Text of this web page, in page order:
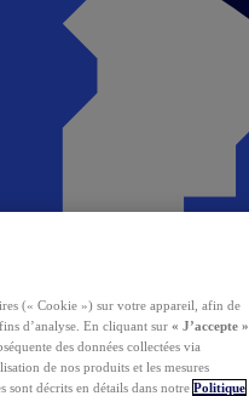
(« Cookie ») sur votre appareil, afin de
d’analyse. En cliquant sur « J’accepte »
des données collectées via
de nos produits et les mesures
sont décrits en détails dans notre Politique